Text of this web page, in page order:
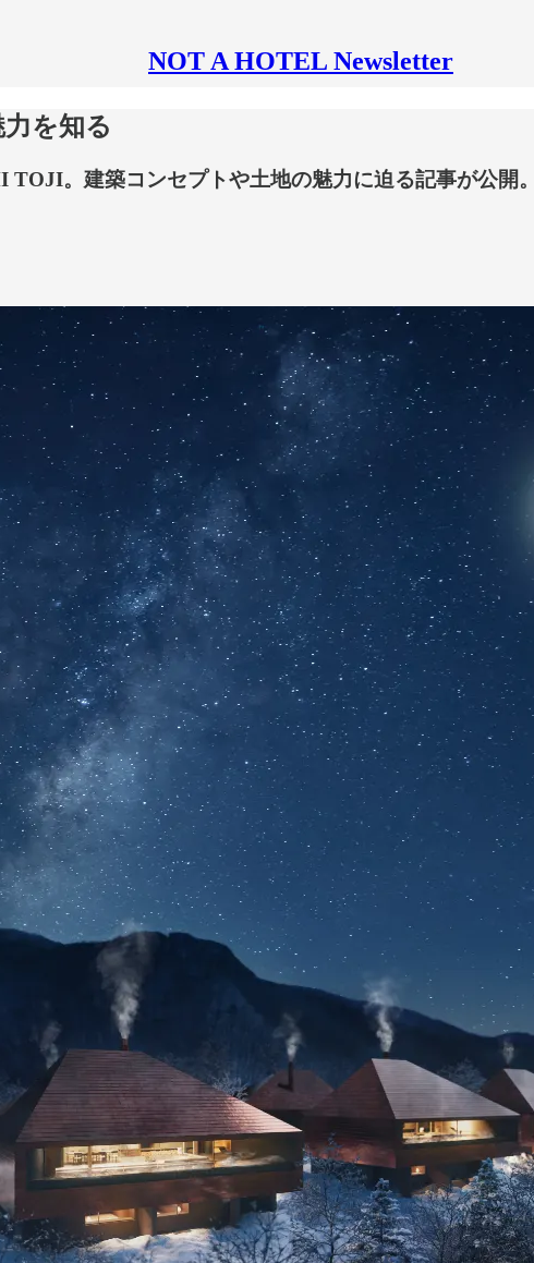
NOT A HOTEL Newsletter
を知る
。建築コンセプトや土地の魅力に迫る記事が公開。